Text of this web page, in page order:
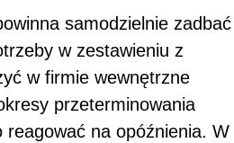
samodzielnie zadbać
w zestawieniu z
w firmie wewnętrzne
przeterminowania
reagować na opóźnienia. W